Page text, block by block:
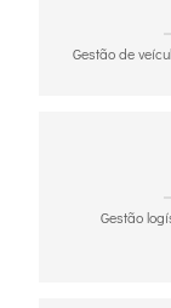
Gestão de
Gestão